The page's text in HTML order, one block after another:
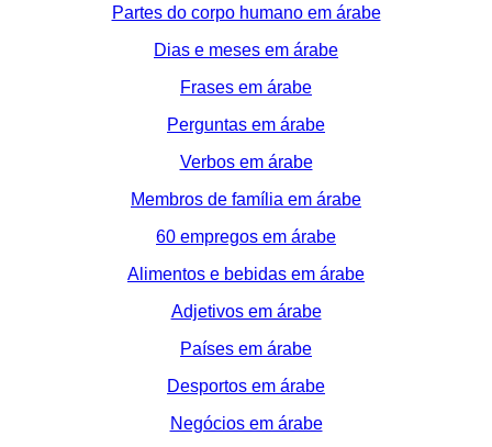
Partes do corpo humano em árabe
Dias e meses em árabe
Frases em árabe
Perguntas em árabe
Verbos em árabe
Membros de família em árabe
60 empregos em árabe
Alimentos e bebidas em árabe
Adjetivos em árabe
Países em árabe
Desportos em árabe
Negócios em árabe